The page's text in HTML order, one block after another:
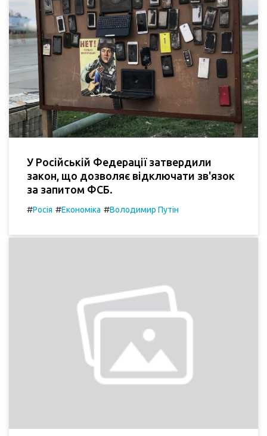
У Російській Федерації затвердили
закон, що дозволяє відключати зв'язок
за запитом ФСБ.
#Росія #Економіка #Володимир Путін